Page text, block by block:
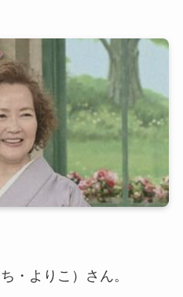
・よりこ）さん。